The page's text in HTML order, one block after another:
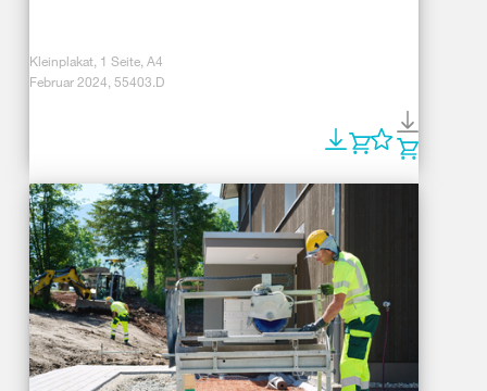
Kleinplakat, 1 Seite, A4
Februar 2024, 55403.D